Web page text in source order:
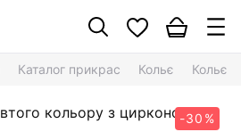
Каталог прикрас Кольє Кольє
-30%